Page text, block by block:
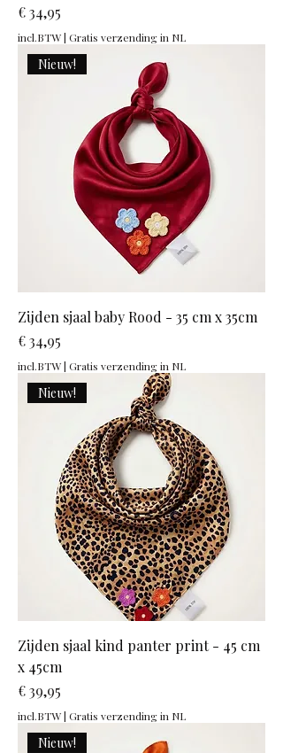
Prijs
€ 34,95
incl.BTW| Gratis verzending in NL
Nieuw!
Zijden sjaal baby Rood - 35 cm x 35cm
Prijs
€ 34,95
incl.BTW| Gratis verzending in NL
Nieuw!
Zijden sjaal kind panter print - 45 cm
x 45cm
Prijs
€ 39,95
incl.BTW| Gratis verzending in NL
Nieuw!